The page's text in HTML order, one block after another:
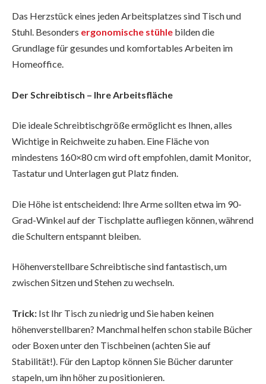
Das Herzstück eines jeden Arbeitsplatzes sind Tisch und
Stuhl. Besonders ergonomische stühle bilden die
Grundlage für gesundes und komfortables Arbeiten im
Homeoffice.
Der Schreibtisch – Ihre Arbeitsfläche
Die ideale Schreibtischgröße ermöglicht es Ihnen, alles
Wichtige in Reichweite zu haben. Eine Fläche von
mindestens 160×80 cm wird oft empfohlen, damit Monitor,
Tastatur und Unterlagen gut Platz finden.
Die Höhe ist entscheidend: Ihre Arme sollten etwa im 90-
Grad-Winkel auf der Tischplatte aufliegen können, während
die Schultern entspannt bleiben.
Höhenverstellbare Schreibtische sind fantastisch, um
zwischen Sitzen und Stehen zu wechseln.
Trick: Ist Ihr Tisch zu niedrig und Sie haben keinen
höhenverstellbaren? Manchmal helfen schon stabile Bücher
oder Boxen unter den Tischbeinen (achten Sie auf
Stabilität!). Für den Laptop können Sie Bücher darunter
stapeln, um ihn höher zu positionieren.